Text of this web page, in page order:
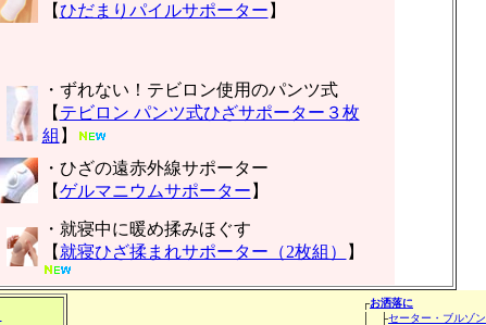
【ひだまりパイルサポーター 】
・ずれない！テビロン使用のパンツ式
【 テビロン パンツ式ひざサポーター３枚
組 】
・ひざの遠赤外線サポーター
【ゲルマニウムサポーター 】
・就寝中に暖め揉みほぐす
【 就寝ひざ揉まれサポーター（2枚組） 】
┌お洒落に
│ ├セーター・ブルゾン